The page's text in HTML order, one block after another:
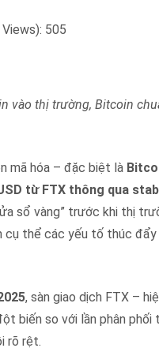
505
vào thị trường, Bitcoin
mã hóa – đặc biệt là
từ FTX thông qua
sổ vàng” trước khi thị
cụ thể các yếu tố thúc
, sàn giao dịch FTX –
biến so với lần phân phối
rõ rệt.